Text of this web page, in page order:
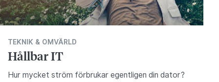
TEKNIK & OMVÄRLD
Hållbar IT
Hur mycket ström förbrukar egentligen din dator?